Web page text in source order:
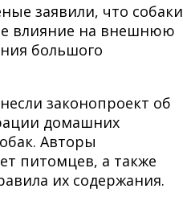
заявили, что собаки
влияние на внешнюю
большого
законопроект об
домашних
Авторы
питомцев, а также
их содержания.